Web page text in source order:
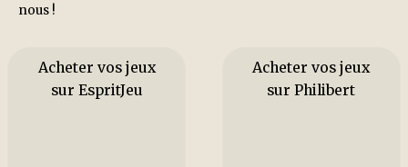
nous !
Acheter vos jeux
sur EspritJeu
Acheter vos jeux
sur Philibert